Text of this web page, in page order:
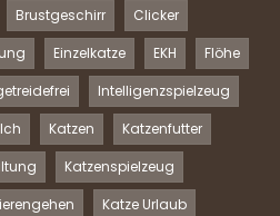
Brustgeschirr
Clicker
Einzelkatze EKH
Flöhe
Intelligenzspielzeug
Katzen
Katzenfutter
Katzenspielzeug
Katze Urlaub